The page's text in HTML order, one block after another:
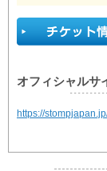
オフィシャルサ
https://